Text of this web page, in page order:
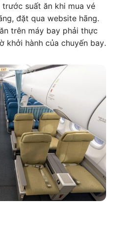
suất ăn khi mua vé
đặt qua website hãng.
trên máy bay phải thực
khởi hành của chuyến bay.